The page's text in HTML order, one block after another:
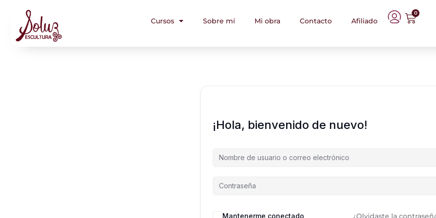
Cursos Sobre mí Mi obra Contacto Afiliado
0
¡Hola, bienvenido de nuevo!
Mantenerme conectado ¿Olvidaste la